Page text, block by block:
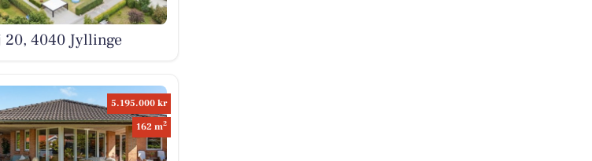
20, 4040 Jyllinge
5.195.000 kr
162 m2